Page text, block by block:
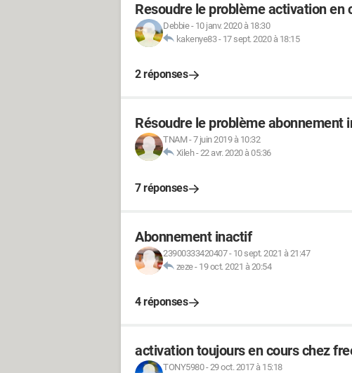
Resoudre le problème activation en
Debbie- 10 janv. 2020 à 18:30
kakenye83- 17 sept. 2020 à 18:15
2 réponses
Résoudre le problème abonnement
TNAM-7 juin 2019 à 10:32
Xileh-22 avr. 2020 à 05:36
7 réponses
Abonnement inactif
23900333420407- 10 sept. 2021 à 21:47
zeze- 19 oct. 2021 à 20:54
4 réponses
activation toujours en cours chez
TONY5980-29 oct. 2017 à 15:18